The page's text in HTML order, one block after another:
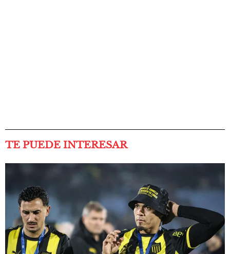
TE PUEDE INTERESAR